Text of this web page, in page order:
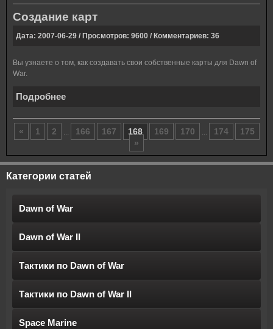
Создание карт
Дата: 2007-06-29 / Просмотров: 9600 / Комментариев: 36
Вы узнаете о том, как создавать свои собственные карты для Dawn of
War.
Подробнее
« 1 2 ... 166 167 168 169 170 ... 174
175
»
Категории статей
Dawn of War
Dawn of War II
Тактики по Dawn of War
Тактики по Dawn of War II
Space Marine